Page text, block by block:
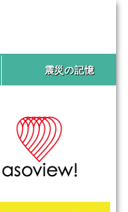
震災の記憶